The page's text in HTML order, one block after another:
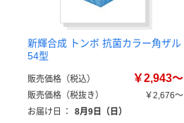
新輝合成 トンボ 抗菌カラー角ザル
54型
販売価格（税込） ￥2,943～
販売価格（税抜き）
￥2,676～
お届け日
： 8月9日（日）